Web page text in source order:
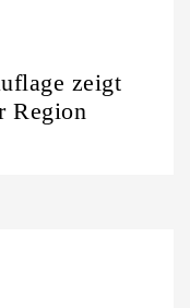
zeigt
Region